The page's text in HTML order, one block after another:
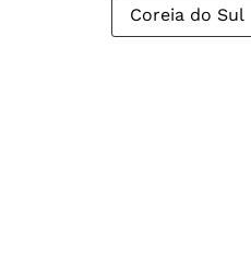
Coreia do Sul